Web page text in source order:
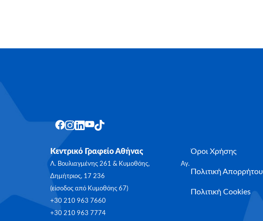
Κεντρικό Γραφείο Αθήνας
Λ. Βουλιαγμένης 261 & Κυμοθόης, Αγ.
Δημήτριος, 17 236
(είσοδος από Κυμοθόης 67)
+30 210 963 7660
+30 210 963 7774
Όροι Χρήσης
Πολιτική Απορρήτου
Πολιτική Cookies